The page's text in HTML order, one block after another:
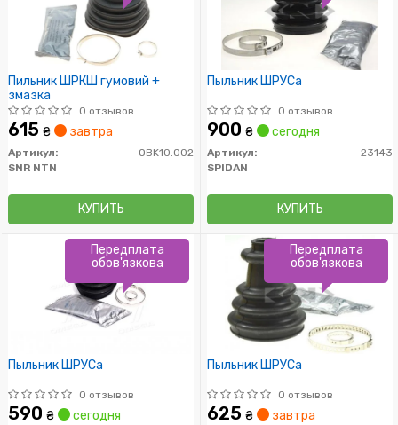
Пильник ШРКШ гумовий +
змазка
0 отзывов
615 ₴ завтра
Артикул:
OBK10.002
SNR NTN
КУПИТЬ
Пыльник ШРУСа
0 отзывов
900 ₴ сегодня
Артикул:
23143
SPIDAN
КУПИТЬ
Пыльник ШРУСа
0 отзывов
590 ₴ сегодня
Передплата
обов'язкова
Пыльник ШРУСа
0 отзывов
625 ₴ завтра
Передплата
обов'язкова